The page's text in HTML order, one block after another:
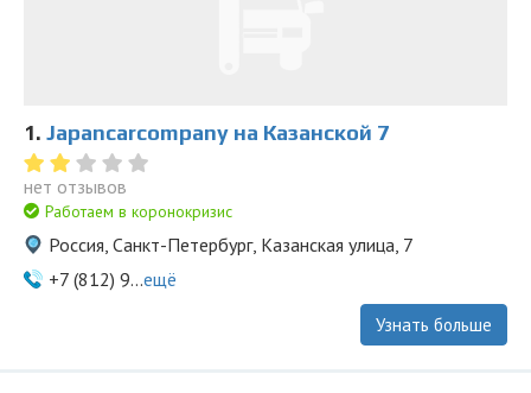
1. Japancarcompany на Казанской 7
нет отзывов
Работаем в коронокризис
Россия, Санкт-Петербург, Казанская улица, 7
+7 (812) 9...ещё
Узнать больше